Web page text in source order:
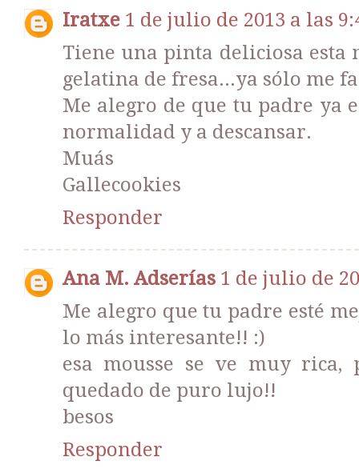
Iratxe 1 de julio de 2013 a las
Tiene una pinta deliciosa esta
gelatina de fresa...ya sólo me
Me alegro de que tu padre ya
normalidad y a descansar.
Muás
Gallecookies
Responder
Ana M. Adserías 1 de julio de
Me alegro que tu padre esté
lo más interesante!! :)
esa mousse se ve muy
quedado de puro lujo!!
besos
Responder